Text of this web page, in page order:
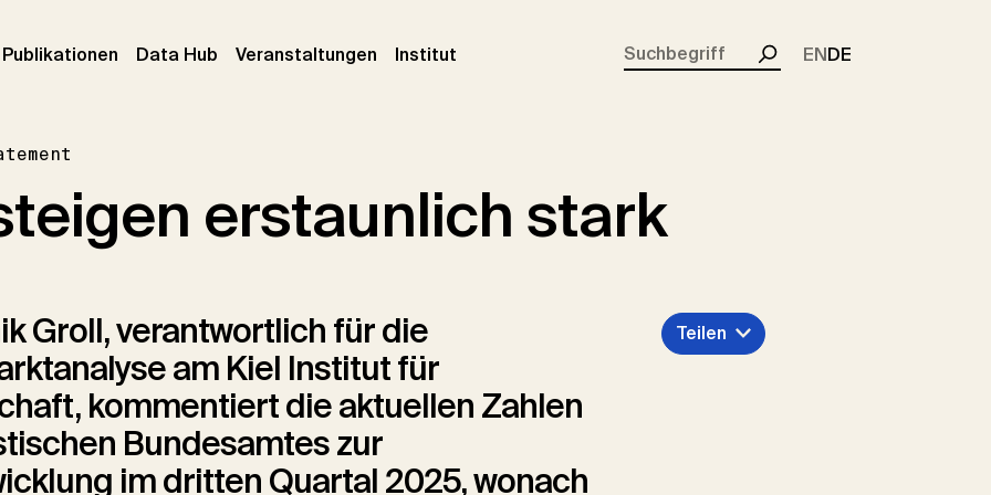
Publikationen (current)
Data Hub Veranstaltungen (current)
Institut
Suchen
ENDE
erstaunlich stark
Teilen
Groll, verantwortlich für die
am Kiel Institut für
kommentiert die aktuellen Zahlen
Bundesamtes zur
im dritten Quartal 2025, wonach